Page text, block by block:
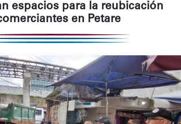
espacios para la reubicación
en Petare